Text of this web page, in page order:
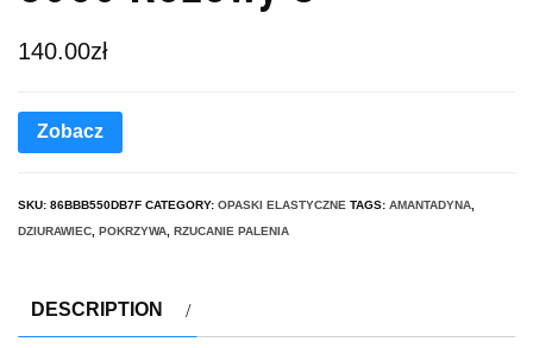
140.00zł
Zobacz
SKU: 86BBB550DB7F CATEGORY: OPASKI ELASTYCZNE TAGS: AMANTADYNA,
DZIURAWIEC, POKRZYWA, RZUCANIE PALENIA
DESCRIPTION